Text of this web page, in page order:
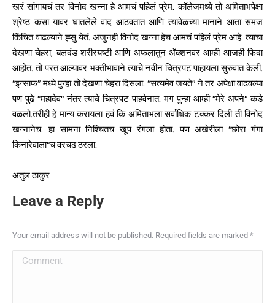
खरं सांगायचं तर विनोद खन्ना हे आमचं पहिलं प्रेम. कॉलेजमध्ये तो अमिताभपेक्षा
श्रेष्ठ कसा यावर घातलेले वाद आठवतात आणि त्यावेळच्या मानाने आता समज
किंचित वाढल्याने ह्सु येतं. अजुनही विनोद खन्ना हेच आमचं पहिलं प्रेम आहे. त्याचा
देखणा चेहरा, बलदंड शरीरयष्टी आणि अफलातुन अ‍ॅक्शनवर आम्ही आजही फिदा
आहोत. तो परत आल्यावर भक्तीभावाने त्याचे नवीन चित्रपट पाहायला सुरुवात केली.
“इन्साफ” मध्ये पुन्हा तो देखणा चेहरा दिसला. “सत्यमेव जयते” ने तर अपेक्षा वाढवल्या
पण पुढे “महादेव” नंतर त्याचे चित्रपट पाहवेनात. मग पुन्हा आम्ही “मेरे अपने” कडे
वळलो.तरीही हे मान्य करायला हवं कि अमिताभला सर्वाधिक टक्कर दिली ती विनोद
खन्नानेच. हा सामना निश्चितच खूप रंगला होता. पण अखेरीला “छोरा गंगा
किनारेवाला”च वरचढ ठरला.
अतुल ठाकुर
Leave a Reply
Your email address will not be published. Required fields are marked *
Comment